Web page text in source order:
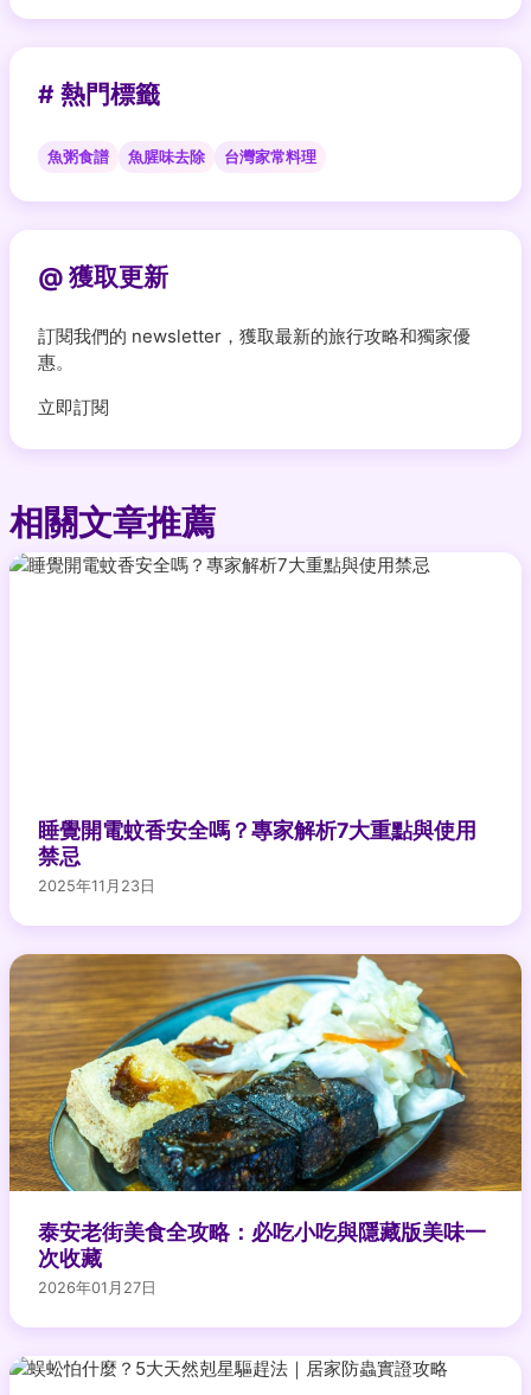
# 熱門標籤
魚粥食譜 魚腥味去除 台灣家常料理
@ 獲取更新
訂閱我們的 newsletter，獲取最新的旅行攻略和獨家優
惠。
立即訂閱
相關文章推薦
睡覺開電蚊香安全嗎？專家解析7大重點與使用
禁忌
2025年11月23日
泰安老街美食全攻略：必吃小吃與隱藏版美味一
次收藏
2026年01月27日